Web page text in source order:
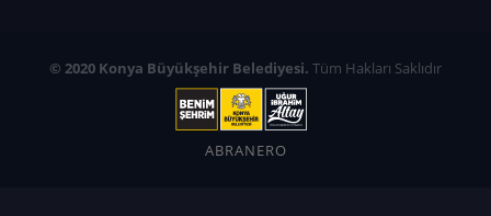
© 2020 Konya Büyükşehir Belediyesi. Tüm Hakları Saklıdır
ABRANERO